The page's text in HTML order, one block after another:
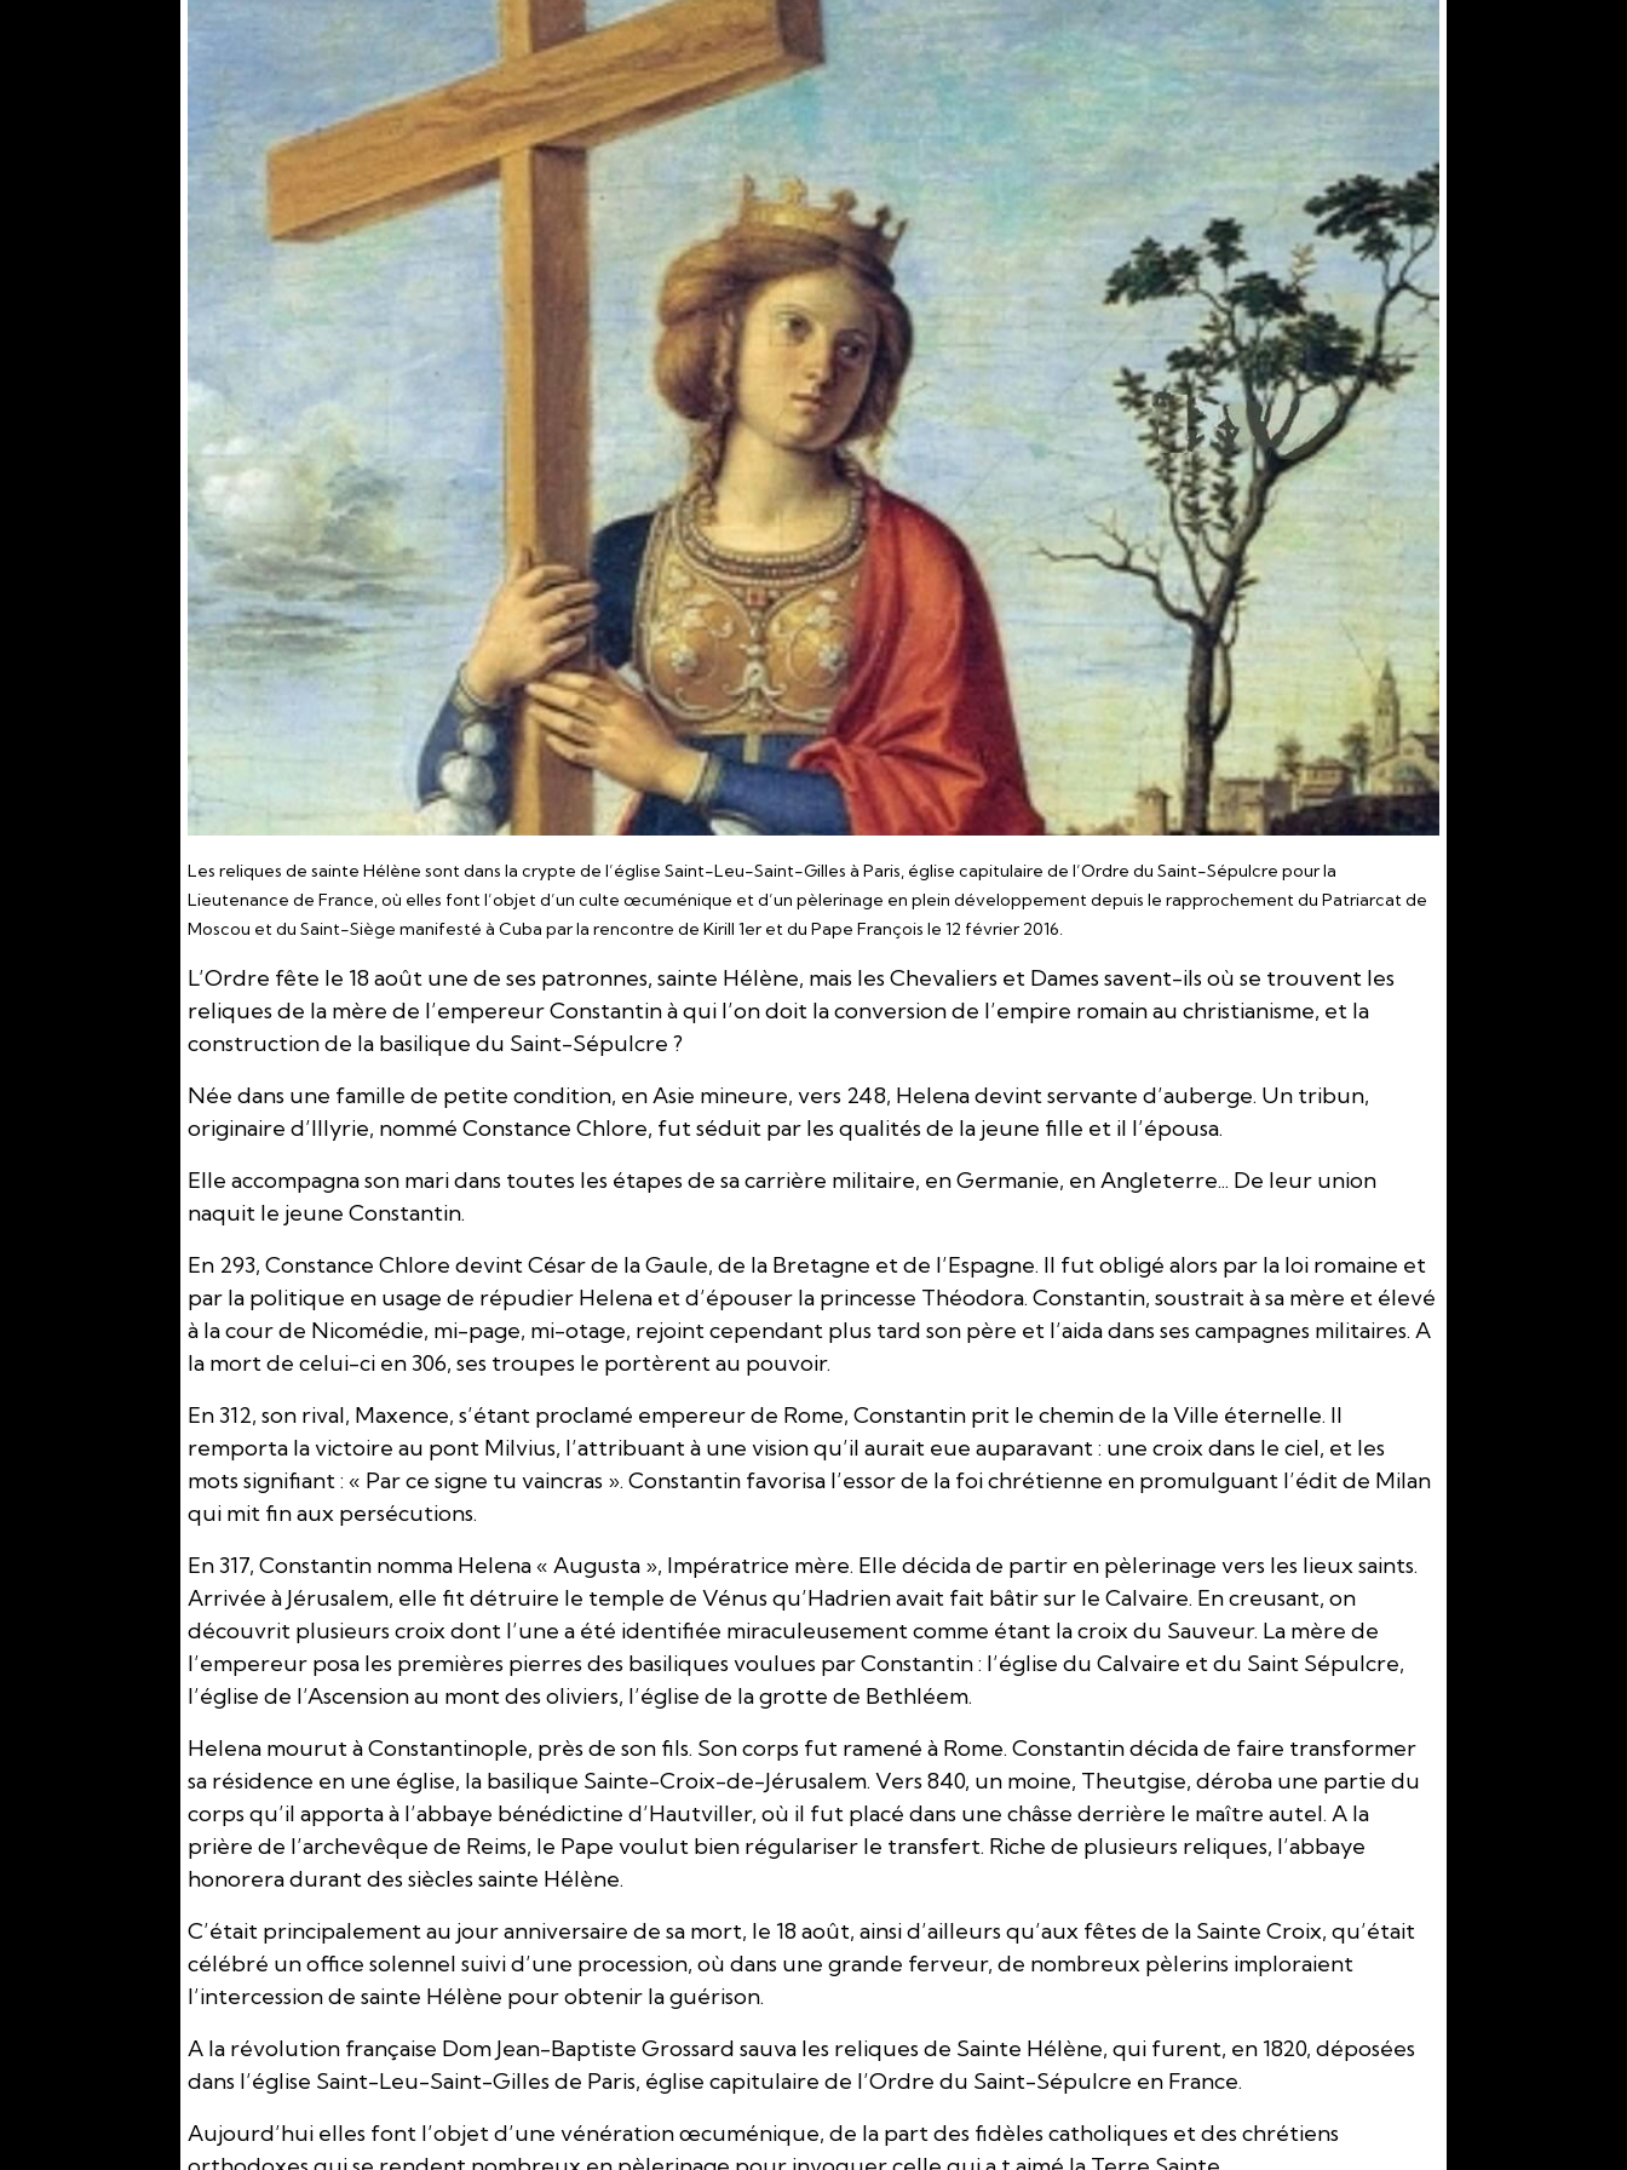
Les reliques de sainte Hélène sont dans la crypte de l’église Saint-Leu-Saint-Gilles à Paris, église capitulaire de l’Ordre du Saint-Sépulcre pour la
Lieutenance de France, où elles font l’objet d’un culte œcuménique et d’un pèlerinage en plein développement depuis le rapprochement du Patriarcat de
Moscou et du Saint-Siège manifesté à Cuba par la rencontre de Kirill 1er et du Pape François le 12 février 2016.
L’Ordre fête le 18 août une de ses patronnes, sainte Hélène, mais les Chevaliers et Dames savent-ils où se trouvent les
reliques de la mère de l’empereur Constantin à qui l’on doit la conversion de l’empire romain au christianisme, et la
construction de la basilique du Saint-Sépulcre ?
Née dans une famille de petite condition, en Asie mineure, vers 248, Helena devint servante d’auberge. Un tribun,
originaire d’Illyrie, nommé Constance Chlore, fut séduit par les qualités de la jeune fille et il l’épousa.
Elle accompagna son mari dans toutes les étapes de sa carrière militaire, en Germanie, en Angleterre... De leur union
naquit le jeune Constantin.
En 293, Constance Chlore devint César de la Gaule, de la Bretagne et de l’Espagne. Il fut obligé alors par la loi romaine et
par la politique en usage de répudier Helena et d’épouser la princesse Théodora. Constantin, soustrait à sa mère et élevé
à la cour de Nicomédie, mi-page, mi-otage, rejoint cependant plus tard son père et l’aida dans ses campagnes militaires. A
la mort de celui-ci en 306, ses troupes le portèrent au pouvoir.
En 312, son rival, Maxence, s’étant proclamé empereur de Rome, Constantin prit le chemin de la Ville éternelle. Il
remporta la victoire au pont Milvius, l’attribuant à une vision qu’il aurait eue auparavant : une croix dans le ciel, et les
mots signifiant : « Par ce signe tu vaincras ». Constantin favorisa l’essor de la foi chrétienne en promulguant l’édit de Milan
qui mit fin aux persécutions.
En 317, Constantin nomma Helena « Augusta », Impératrice mère. Elle décida de partir en pèlerinage vers les lieux saints.
Arrivée à Jérusalem, elle fit détruire le temple de Vénus qu’Hadrien avait fait bâtir sur le Calvaire. En creusant, on
découvrit plusieurs croix dont l’une a été identifiée miraculeusement comme étant la croix du Sauveur. La mère de
l’empereur posa les premières pierres des basiliques voulues par Constantin : l’église du Calvaire et du Saint Sépulcre,
l’église de l’Ascension au mont des oliviers, l’église de la grotte de Bethléem.
Helena mourut à Constantinople, près de son fils. Son corps fut ramené à Rome. Constantin décida de faire transformer
sa résidence en une église, la basilique Sainte-Croix-de-Jérusalem. Vers 840, un moine, Theutgise, déroba une partie du
corps qu’il apporta à l’abbaye bénédictine d’Hautviller, où il fut placé dans une châsse derrière le maître autel. A la
prière de l’archevêque de Reims, le Pape voulut bien régulariser le transfert. Riche de plusieurs reliques, l’abbaye
honorera durant des siècles sainte Hélène.
C’était principalement au jour anniversaire de sa mort, le 18 août, ainsi d’ailleurs qu’aux fêtes de la Sainte Croix, qu’était
célébré un office solennel suivi d’une procession, où dans une grande ferveur, de nombreux pèlerins imploraient
l’intercession de sainte Hélène pour obtenir la guérison.
A la révolution française Dom Jean-Baptiste Grossard sauva les reliques de Sainte Hélène, qui furent, en 1820, déposées
dans l’église Saint-Leu-Saint-Gilles de Paris, église capitulaire de l’Ordre du Saint-Sépulcre en France.
Aujourd’hui elles font l’objet d’une vénération œcuménique, de la part des fidèles catholiques et des chrétiens